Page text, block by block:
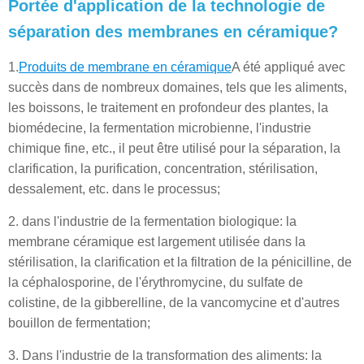
Portée d'application de la technologie de
séparation des membranes en céramique?
1.Produits de membrane en céramiqueA été appliqué avec
succès dans de nombreux domaines, tels que les aliments,
les boissons, le traitement en profondeur des plantes, la
biomédecine, la fermentation microbienne, l'industrie
chimique fine, etc., il peut être utilisé pour la séparation, la
clarification, la purification, concentration, stérilisation,
dessalement, etc. dans le processus;
2. dans l'industrie de la fermentation biologique: la
membrane céramique est largement utilisée dans la
stérilisation, la clarification et la filtration de la pénicilline, de
la céphalosporine, de l'érythromycine, du sulfate de
colistine, de la gibberelline, de la vancomycine et d'autres
bouillon de fermentation;
3. Dans l'industrie de la transformation des aliments: la